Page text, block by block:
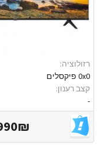
רזולוציה:
0x0 פיקסלים
קצב רענון:
-